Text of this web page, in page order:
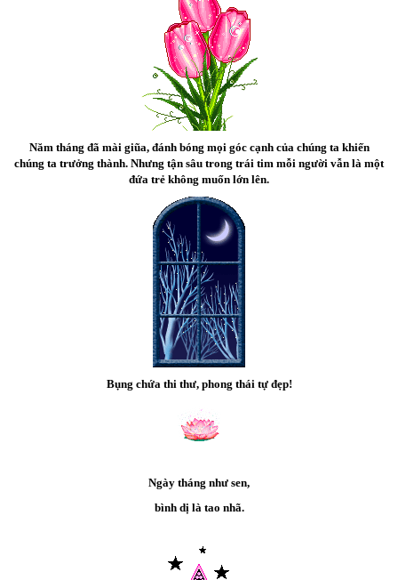
Năm tháng đã mài giũa, đánh bóng mọi góc cạnh của chúng ta khiến
chúng ta trưởng thành. Nhưng tận sâu trong trái tim mỗi người vẫn là một
đứa trẻ không muốn lớn lên.
Bụng chứa thi thư, phong thái tự đẹp!
Ngày tháng như sen,
bình dị là tao nhã.